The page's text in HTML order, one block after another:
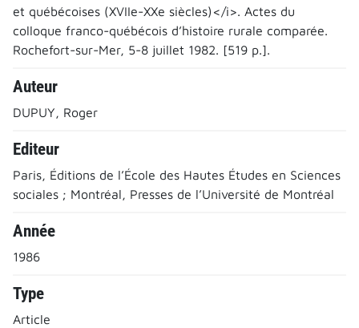
et québécoises (XVIIe-XXe siècles)</i>. Actes du
colloque franco-québécois d’histoire rurale comparée.
Rochefort-sur-Mer, 5-8 juillet 1982. [519 p.].
Auteur
DUPUY, Roger
Editeur
Paris, Éditions de l’École des Hautes Études en Sciences
sociales ; Montréal, Presses de l’Université de Montréal
Année
1986
Type
Article